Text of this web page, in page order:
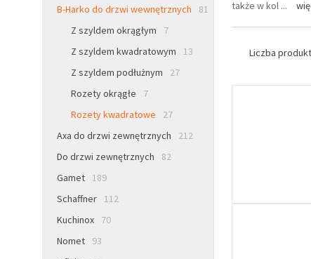
B-Harko do drzwi wewnętrznych
81
Z szyldem okrągłym
7
Z szyldem kwadratowym
13
Z szyldem podłużnym
27
Rozety okrągłe
7
Rozety kwadratowe
27
Axa do drzwi zewnętrznych
212
Do drzwi zewnętrznych
82
Gamet
189
Schaffner
112
Kuchinox
70
Nomet
93
także w kol...
Liczba